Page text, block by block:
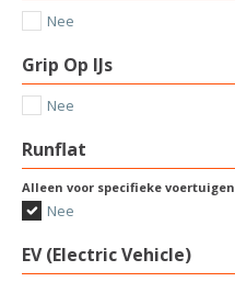
Nee
Grip Op IJs
Nee
Runflat
Alleen voor specifieke voertuigen
Nee
EV (Electric Vehicle)